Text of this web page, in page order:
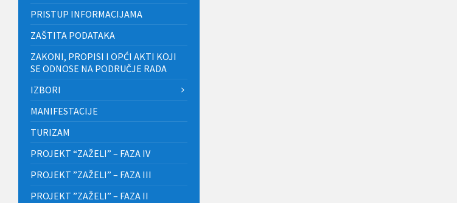
PRISTUP INFORMACIJAMA
ZAŠTITA PODATAKA
ZAKONI, PROPISI I OPĆI AKTI KOJI
SE ODNOSE NA PODRUČJE RADA
IZBORI
MANIFESTACIJE
TURIZAM
PROJEKT “ZAŽELI” – FAZA IV
PROJEKT ”ZAŽELI” – FAZA III
PROJEKT ”ZAŽELI” – FAZA II